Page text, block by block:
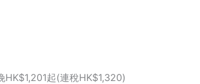
HK$1,201起(連稅HK$1,320)